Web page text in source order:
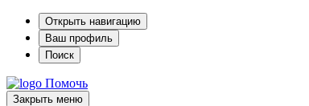
Открыть навигацию
Ваш профиль
Поиск
Помочь
Закрыть меню